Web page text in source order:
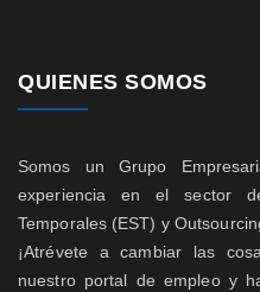
QUIENES SOMOS
Somos un Grupo
experiencia en el sector
Temporales (EST) y
¡Atrévete a cambiar las
nuestro portal de empleo y